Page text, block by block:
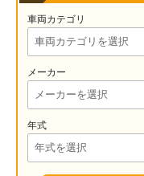
車両カテゴリ
メーカー
年式